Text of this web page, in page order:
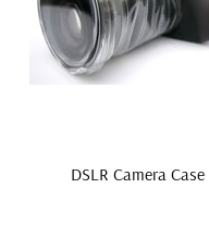
DSLR Camera Case